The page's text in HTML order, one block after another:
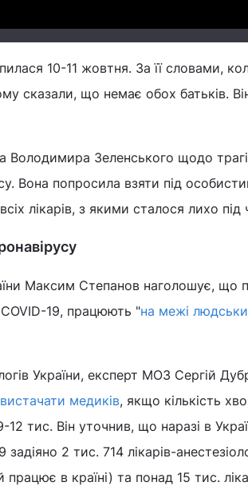
10-11 жовтня. За її словами,
що немає обох батьків. Він
Зеленського щодо
Вона попросила взяти під
лікарів, з якими сталося лихо під
Максим Степанов наголошує, що
19, працюють "на межі
України, експерт МОЗ Сергій
медиків, якщо кількість
тис. Він уточнив, що наразі в
2 тис. 714 лікарів-
працює в країні) та понад 15 тис.